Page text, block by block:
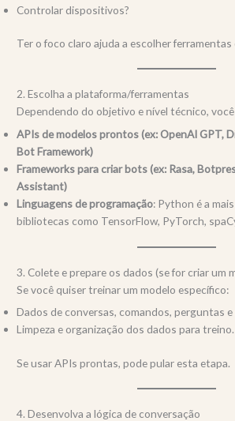
Controlar dispositivos?
Ter o foco claro ajuda a escolher ferramentas
2. Escolha a plataforma/ferramentas
Dependendo do objetivo e nível técnico,
APIs de modelos prontos (ex: OpenAI GPT,
Bot Framework)
Frameworks para criar bots (ex: Rasa,
Assistant)
Linguagens de programação: Python é a
bibliotecas como TensorFlow, PyTorch,
3. Colete e prepare os dados (se for criar um
Se você quiser treinar um modelo específico:
Dados de conversas, comandos, perguntas
Limpeza e organização dos dados para treino.
Se usar APIs prontas, pode pular esta etapa.
4. Desenvolva a lógica de conversação